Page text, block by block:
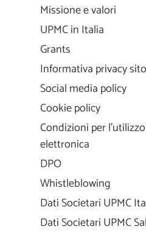
Missione e valori
UPMC in Italia
Grants
Informativa privacy
Social media policy
Cookie policy
Condizioni per
elettronica
DPO
Whistleblowing
Dati Societari UPMC
Dati Societari UPMC